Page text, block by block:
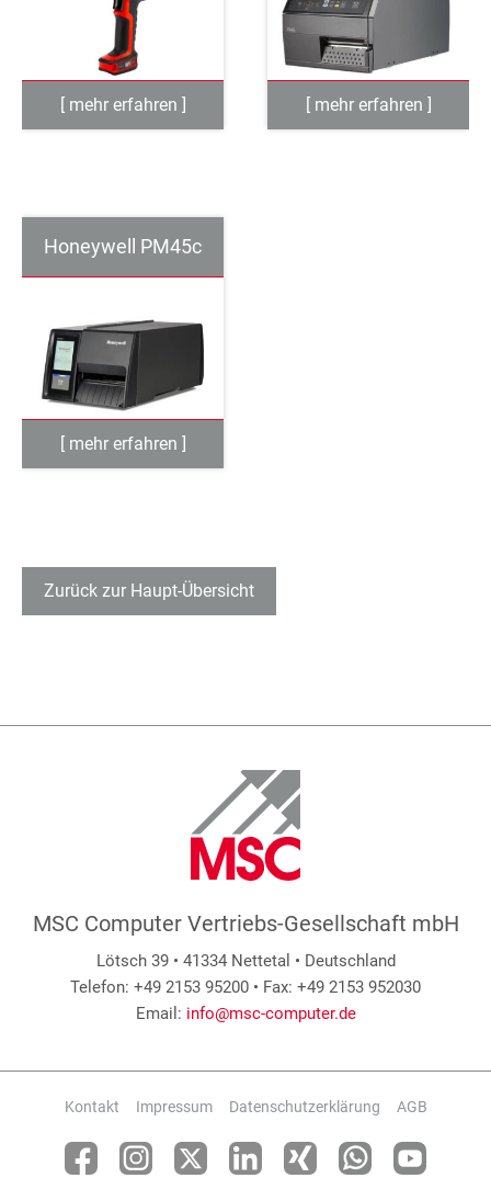
Honeywell PM45c
Zurück zur Haupt-Übersicht
MSC Computer Vertriebs-Gesellschaft mbH
Lötsch 39 • 41334 Nettetal • Deutschland
Telefon: +49 2153 95200 • Fax: +49 2153 952030
Email: info@msc-computer.de
Kontakt Impressum Datenschutzerklärung AGB